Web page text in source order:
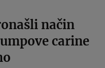
način
carine